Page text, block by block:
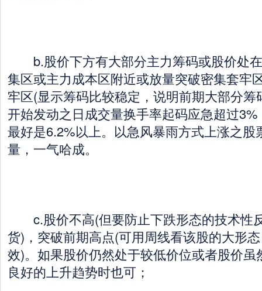
b.股价下方有大部分主力筹码或股价处
集区或主力成本区附近或放量突破密集套牢
牢区(显示筹码比较稳定，说明前期大部分
开始发动之日成交量换手率起码应急超过
最好是6.2%以上。以急风暴雨方式上涨之股
量，一气哈成。
c.股价不高(但要防止下跌形态的技术性
货)，突破前期高点(可用周线看该股的大形
效)。如果股价仍然处于较低价位或者股价
良好的上升趋势时也可；